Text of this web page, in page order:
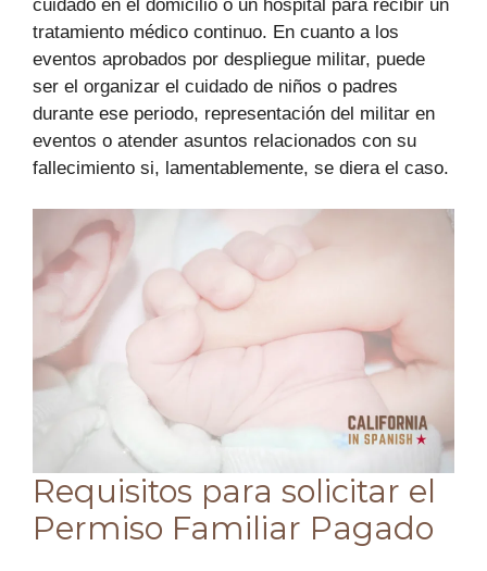
cuidado en el domicilio o un hospital para recibir un
tratamiento médico continuo. En cuanto a los
eventos aprobados por despliegue militar, puede
ser el organizar el cuidado de niños o padres
durante ese periodo, representación del militar en
eventos o atender asuntos relacionados con su
fallecimiento si, lamentablemente, se diera el caso.
Requisitos para solicitar el
Permiso Familiar Pagado